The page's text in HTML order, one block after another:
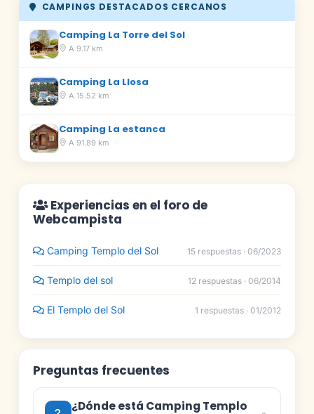
CAMPINGS DESTACADOS CERCANOS
Camping La Torre del Sol
A 9.17 km
Camping La Llosa
A 15.52 km
Camping La estanca
A 91.89 km
Experiencias en el foro de
Webcampista
Camping Templo del Sol 15 respuestas · 06/2023
Templo del sol 12 respuestas · 06/2014
El Templo del Sol 1 respuestas · 01/2012
Preguntas frecuentes
¿Dónde está Camping Templo